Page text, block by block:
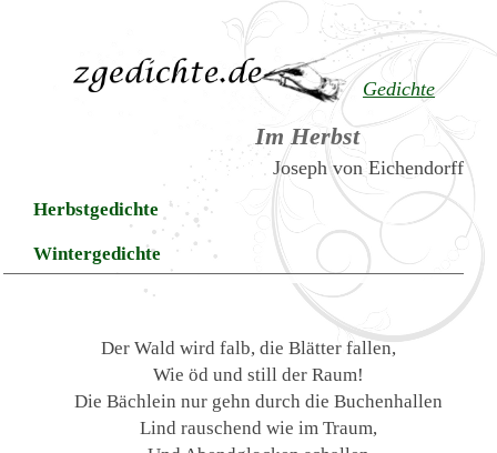
Gedichte
Im Herbst
Joseph von Eichendorff
Herbstgedichte
Wintergedichte
Der Wald wird falb, die Blätter fallen,
Wie öd und still der Raum!
Die Bächlein nur gehn durch die Buchenhallen
Lind rauschend wie im Traum,